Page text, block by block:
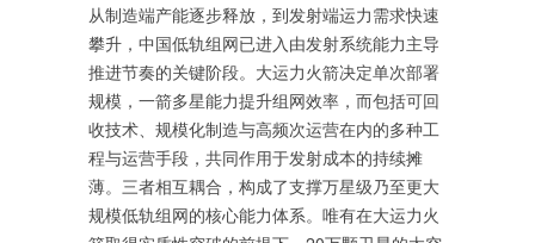
从制造端产能逐步释放，到发射端运力需求快速
攀升，中国低轨组网已进入由发射系统能力主导
推进节奏的关键阶段。大运力火箭决定单次部署
规模，一箭多星能力提升组网效率，而包括可回
收技术、规模化制造与高频次运营在内的多种工
程与运营手段，共同作用于发射成本的持续摊
薄。三者相互耦合，构成了支撑万星级乃至更大
规模低轨组网的核心能力体系。唯有在大运力火